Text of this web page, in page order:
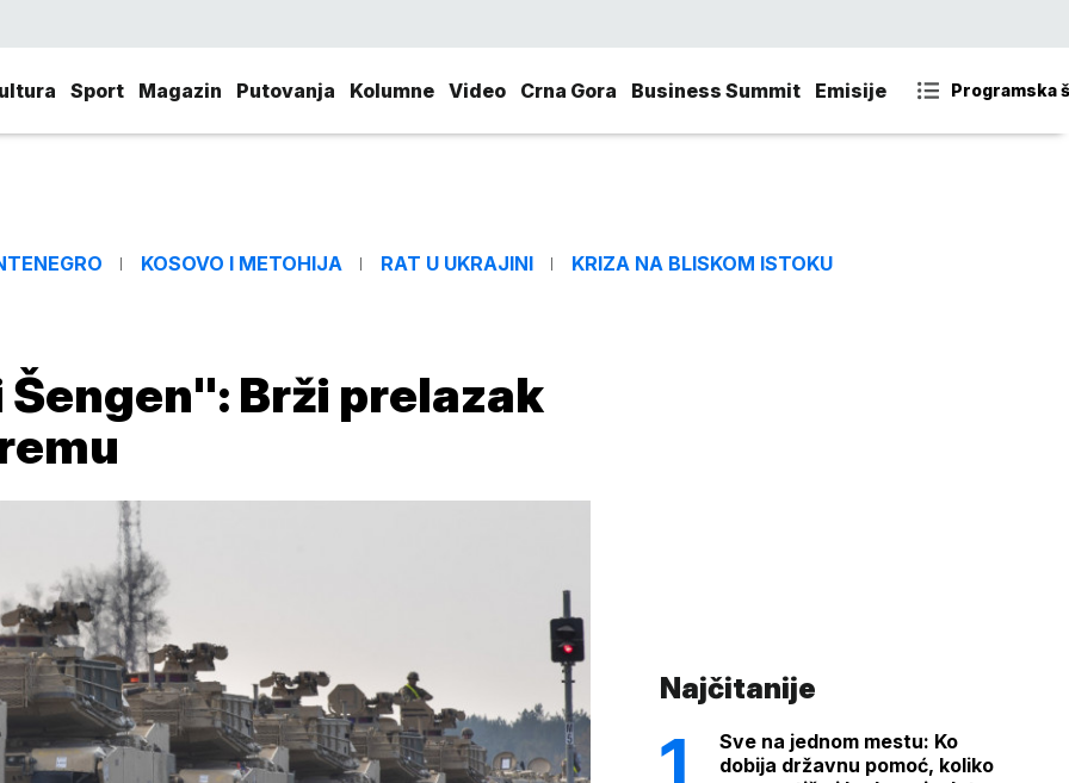
Sport Magazin Putovanja Kolumne Video Crna Gora Business Summit Emisije Programska
KOSOVO I METOHIJA RAT U UKRAJINI KRIZA NA BLISKOM ISTOKU
Brži prelazak
Najčitanije
Sve na jednom mestu: Ko
dobija državnu pomoć, koliko